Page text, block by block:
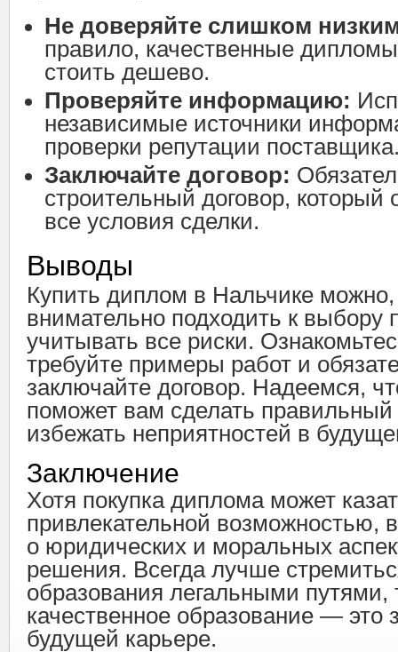
Не доверяйте слишком
правило, качественные
стоить дешево.
Проверяйте информацию:
независимые источники
проверки репутации
Заключайте договор:
строительный договор, который
все условия сделки.
Выводы
Купить диплом в Нальчике
внимательно подходить к выбору
учитывать все риски.
требуйте примеры работ и
заключайте договор. Надеемся,
поможет вам сделать
избежать неприятностей в
Заключение
Хотя покупка диплома может
привлекательной возможностью,
о юридических и моральных
решения. Всегда лучше
образования легальными путями,
качественное образование — это
будущей карьере.